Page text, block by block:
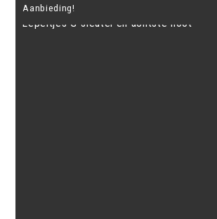
Aanbieding!
Lepeltjes G-sleutel en achtste noot